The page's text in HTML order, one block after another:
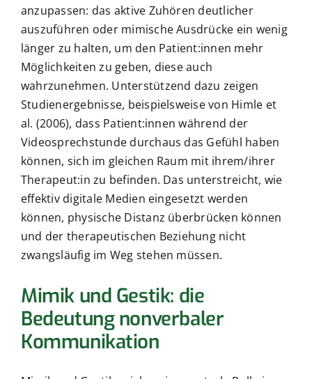
anzupassen: das aktive Zuhören deutlicher
auszuführen oder mimische Ausdrücke ein wenig
länger zu halten, um den Patient:innen mehr
Möglichkeiten zu geben, diese auch
wahrzunehmen. Unterstützend dazu zeigen
Studienergebnisse, beispielsweise von Himle et
al. (2006), dass Patient:innen während der
Videosprechstunde durchaus das Gefühl haben
können, sich im gleichen Raum mit ihrem/ihrer
Therapeut:in zu befinden. Das unterstreicht, wie
effektiv digitale Medien eingesetzt werden
können, physische Distanz überbrücken können
und der therapeutischen Beziehung nicht
zwangsläufig im Weg stehen müssen.
Mimik und Gestik: die
Bedeutung nonverbaler
Kommunikation